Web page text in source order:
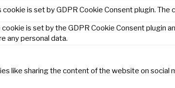
cookie is set by GDPR Cookie Consent plugin.
cookie is set by the GDPR Cookie Consent plugin
any personal data.
like sharing the content of the website on